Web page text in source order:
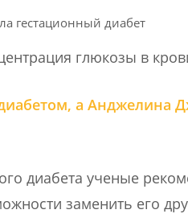
гестационный диабет
глюкозы в
а Анджелина
диабета ученые
заменить его